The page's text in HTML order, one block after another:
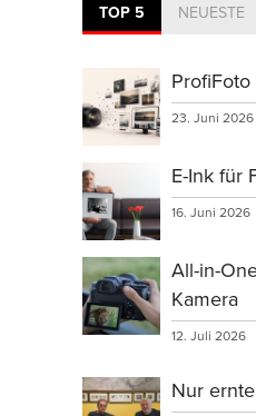
TOP 5 NEUESTE
23. Juni 2026
E-Ink für
16. Juni 2026
All-in-
Kamera
12. Juli 2026
Nur